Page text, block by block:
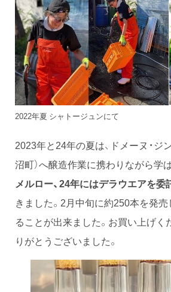
2022年夏 シャトージュンにて
2023年と24年の夏は、ドメーヌ・ジ
沼町）へ醸造作業に携わりながら学
メルロー、24年にはデラウエアを委
きました。2月中旬に約250本を発売
ることが出来ました。お買い上げく
りがとうございました。